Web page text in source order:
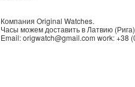
Компания Original Watches.
Часы можем доставить в Латвию (Рига
Email:origwatch@gmail.com work:+38